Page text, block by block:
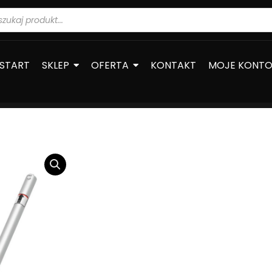
START SKLEP OFERTA KONTAKT MOJE KONTO